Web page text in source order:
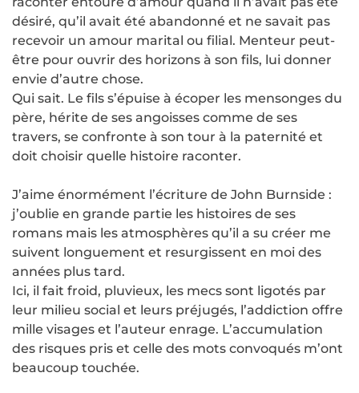
désiré, qu’il avait été abandonné et ne savait pas
recevoir un amour marital ou filial. Menteur peut-
être pour ouvrir des horizons à son fils, lui donner
envie d’autre chose.
Qui sait. Le fils s’épuise à écoper les mensonges du
père, hérite de ses angoisses comme de ses
travers, se confronte à son tour à la paternité et
doit choisir quelle histoire raconter.
J’aime énormément l’écriture de John Burnside :
j’oublie en grande partie les histoires de ses
romans mais les atmosphères qu’il a su créer me
suivent longuement et resurgissent en moi des
années plus tard.
Ici, il fait froid, pluvieux, les mecs sont ligotés par
leur milieu social et leurs préjugés, l’addiction offre
mille visages et l’auteur enrage. L’accumulation
des risques pris et celle des mots convoqués m’ont
beaucoup touchée.